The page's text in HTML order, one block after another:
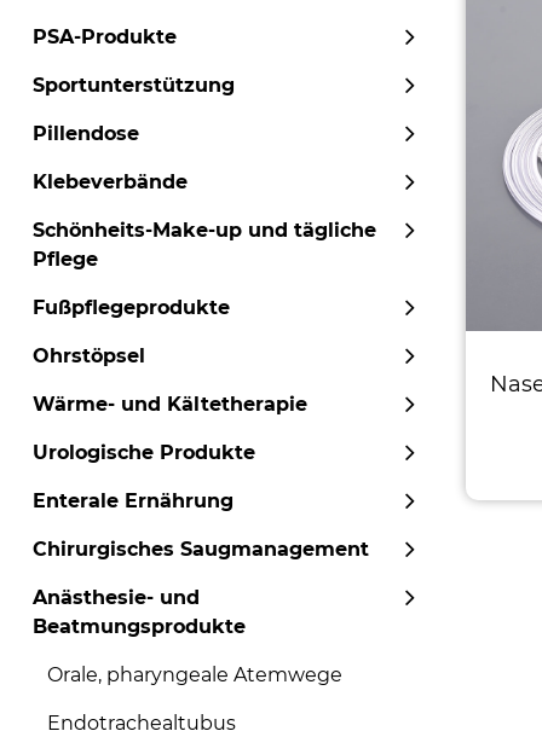
PSA-Produkte
Sportunterstützung
Pillendose
Klebeverbände
Schönheits-Make-up und tägliche
Pflege
Fußpflegeprodukte
Ohrstöpsel
Wärme- und Kältetherapie
Urologische Produkte
Enterale Ernährung
Chirurgisches Saugmanagement
Anästhesie- und
Beatmungsprodukte
Orale, pharyngeale Atemwege
Endotrachealtubus